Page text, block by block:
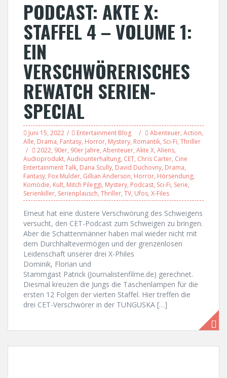
PODCAST: AKTE X:
STAFFEL 4 – VOLUME 1:
EIN
VERSCHWÖRERISCHES
REWATCH SERIEN-
SPECIAL
Juni 15, 2022 Entertainment Blog Abenteuer, Action,
Alle, Drama, Fantasy, Horror, Mystery, Romantik, Sci-Fi, Thriller
2022, 90er, 90er Jahre, Abenteuer, Akte X, Aliens,
Audioprodukt, Audiounterhaltung, CET, Chris Carter, Cine
Entertainment Talk, Dana Scully, David Duchovny, Drama,
Fantasy, Fox Mulder, Gillian Anderson, Horror, Hörsendung,
Komödie, Kult, Mitch Pileggi, Mystery, Podcast, Sci-Fi, Serie,
Serienkiller, Serienplausch, Thriller, TV, Ufos, X-Files
Erneut hat eine düstere Verschwörung des Schweigens
versucht, den CET-Podcast zum Schweigen zu bringen.
Aber die Schattenmänner haben mal wieder nicht mit
dem Durchhaltevermögen und der grenzenlosen
Leidenschaft unserer drei X-Philes
Dominik, Florian und
Stammgast Patrick (Journalistenfilme.de) gerechnet.
Diesmal kreuzen die Jungs die Taschenlampen für die
ersten 12 Folgen der vierten Staffel. Hier treffen die
drei CET-Verschwörer in der TUNGUSKA […]